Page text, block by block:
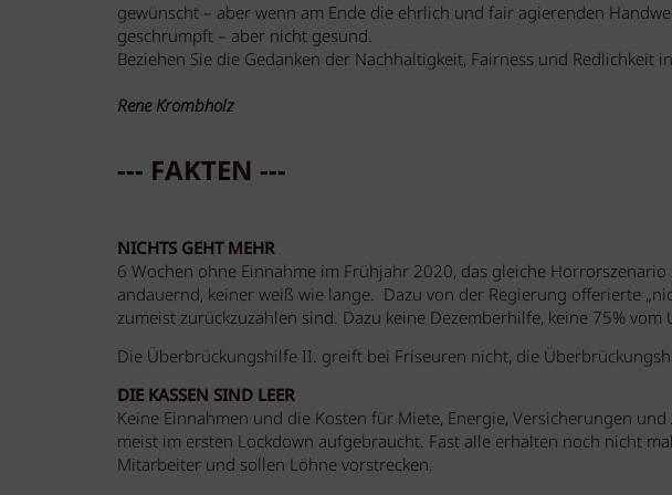
gewünscht – aber wenn am Ende die ehrlich und fair agierenden
geschrumpft – aber nicht gesund.
Beziehen Sie die Gedanken der Nachhaltigkeit, Fairness und Redlichkeit
Rene Krombholz
--- FAKTEN ---
NICHTS GEHT MEHR
6 Wochen ohne Einnahme im Frühjahr 2020, das gleiche
andauernd, keiner weiß wie lange. Dazu von der Regierung offerierte
zumeist zurückzuzahlen sind. Dazu keine Dezemberhilfe, keine 75%
Die Überbrückungshilfe II. greift bei Friseuren nicht, die
DIE KASSEN SIND LEER
Keine Einnahmen und die Kosten für Miete, Energie, Versicherungen
meist im ersten Lockdown aufgebraucht. Fast alle erhalten noch nicht
Mitarbeiter und sollen Löhne vorstrecken.